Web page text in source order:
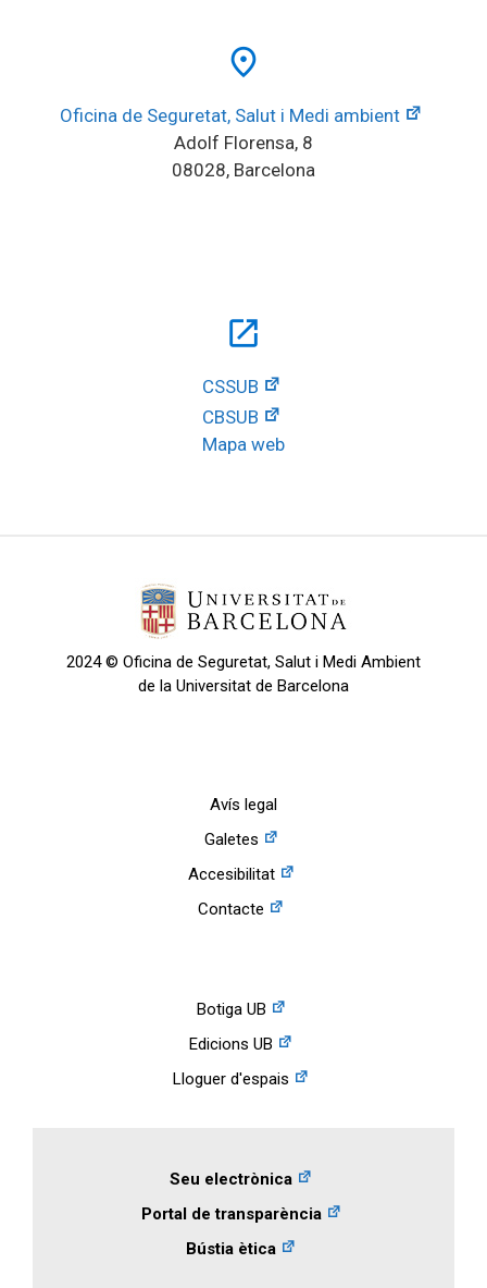
place
Oficina de Seguretat, Salut i Medi ambient
Adolf Florensa, 8
08028, Barcelona
open_in_new
CSSUB
CBSUB
Mapa web
2024 © Oficina de Seguretat, Salut i Medi Ambient
de la Universitat de Barcelona
Avís legal
Galetes
Accesibilitat
Contacte
Botiga UB
Edicions UB
Lloguer d'espais
Seu electrònica
Portal de transparència
Bústia ètica